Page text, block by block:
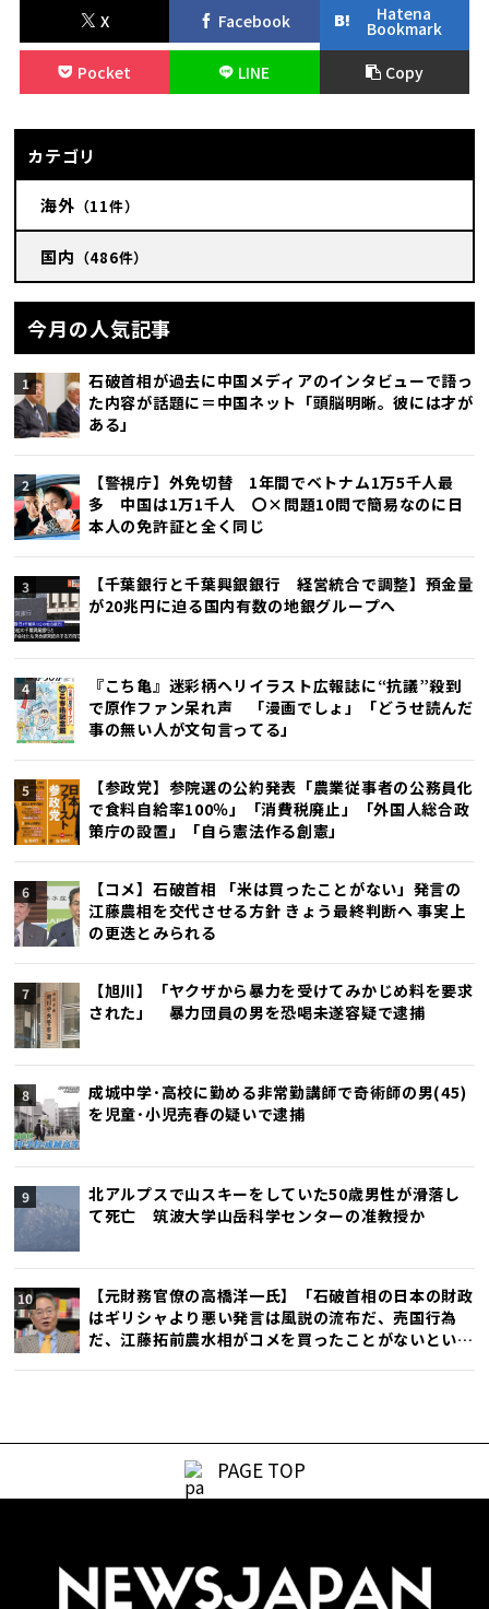
X Facebook Hatena
Bookmark
Pocket
LINE Copy
カテゴリ
海外 （11件）
国内 （486件）
今月の人気記事
石破首相が過去に中国メディアのインタビューで語っ
た内容が話題に＝中国ネット「頭脳明晰。彼には才が
ある」
【警視庁】外免切替 1年間でベトナム1万5千人最
多 中国は1万1千人 〇×問題10問で簡易なのに日
本人の免許証と全く同じ
【千葉銀行と千葉興銀銀行 経営統合で調整】預金量
が20兆円に迫る国内有数の地銀グループへ
『こち亀』迷彩柄ヘリイラスト広報誌に“抗議”殺到
で原作ファン呆れ声 「漫画でしょ」「どうせ読んだ
事の無い人が文句言ってる」
【参政党】参院選の公約発表「農業従事者の公務員化
で食料自給率100％」「消費税廃止」「外国人総合政
策庁の設置」「自ら憲法作る創憲」
【コメ】石破首相 「米は買ったことがない」発言の
江藤農相を交代させる方針 きょう最終判断へ 事実上
の更迭とみられる
【旭川】「ヤクザから暴力を受けてみかじめ料を要求
された」 暴力団員の男を恐喝未遂容疑で逮捕
成城中学･高校に勤める非常勤講師で奇術師の男(45)
を児童･小児売春の疑いで逮捕
北アルプスで山スキーをしていた50歳男性が滑落し
て死亡 筑波大学山岳科学センターの准教授か
【元財務官僚の高橋洋一氏】「石破首相の日本の財政
はギリシャより悪い発言は風説の流布だ、売国行為
だ、江藤拓前農水相がコメを買ったことがないという
PAGE TOP